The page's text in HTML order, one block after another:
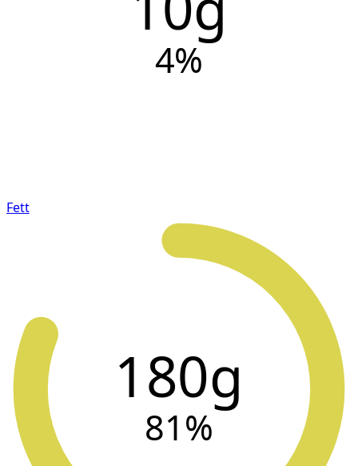
4%
Fett
180g
81%